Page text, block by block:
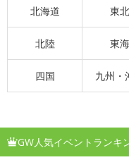
北海道 東北
北陸 東海
四国 九州・
GW人気イベントランキ